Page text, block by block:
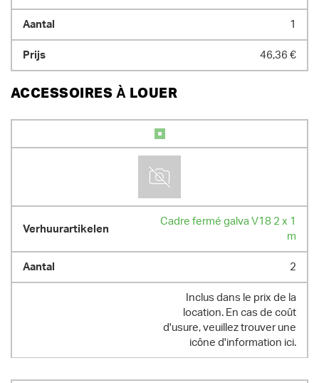
1
46,36 €
ACCESSOIRES À LOUER
Cadre fermé galva V18 2 x 1
m
2
Inclus dans le prix de la
location. En cas de coût
d'usure, veuillez trouver une
icône d'information ici.